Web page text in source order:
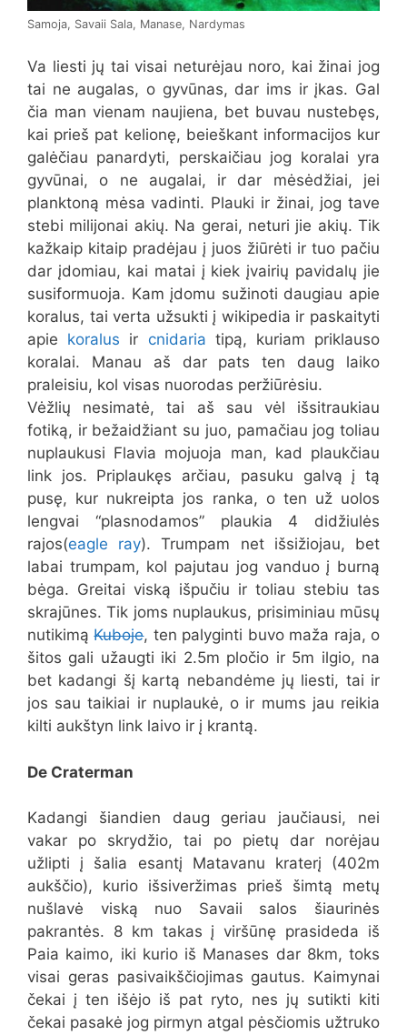
Samoja, Savaii Sala, Manase, Nardymas
Va liesti jų tai visai neturėjau noro, kai žinai jog
tai ne augalas, o gyvūnas, dar ims ir įkas. Gal
čia man vienam naujiena, bet buvau nustebęs,
kai prieš pat kelionę, beieškant informacijos kur
galėčiau panardyti, perskaičiau jog koralai yra
gyvūnai, o ne augalai, ir dar mėsėdžiai, jei
planktoną mėsa vadinti. Plauki ir žinai, jog tave
stebi milijonai akių. Na gerai, neturi jie akių. Tik
kažkaip kitaip pradėjau į juos žiūrėti ir tuo pačiu
dar įdomiau, kai matai į kiek įvairių pavidalų jie
susiformuoja. Kam įdomu sužinoti daugiau apie
koralus, tai verta užsukti į wikipedia ir paskaityti
apie koralus ir cnidaria tipą, kuriam priklauso
koralai. Manau aš dar pats ten daug laiko
praleisiu, kol visas nuorodas peržiūrėsiu.
Vėžlių nesimatė, tai aš sau vėl išsitraukiau
fotiką, ir bežaidžiant su juo, pamačiau jog toliau
nuplaukusi Flavia mojuoja man, kad plaukčiau
link jos. Priplaukęs arčiau, pasuku galvą į tą
pusę, kur nukreipta jos ranka, o ten už uolos
lengvai “plasnodamos” plaukia 4 didžiulės
rajos(eagle ray). Trumpam net išsižiojau, bet
labai trumpam, kol pajutau jog vanduo į burną
bėga. Greitai viską išpučiu ir toliau stebiu tas
skrajūnes. Tik joms nuplaukus, prisiminiau mūsų
nutikimąKuboje, ten palyginti buvo maža raja, o
šitos gali užaugti iki 2.5m pločio ir 5m ilgio, na
bet kadangi šį kartą nebandėme jų liesti, tai ir
jos sau taikiai ir nuplaukė, o ir mums jau reikia
kilti aukštyn link laivo ir į krantą.
De Craterman
Kadangi šiandien daug geriau jaučiausi, nei
vakar po skrydžio, tai po pietų dar norėjau
užlipti į šalia esantį Matavanu kraterį (402m
aukščio), kurio išsiveržimas prieš šimtą metų
nušlavė viską nuo Savaii salos šiaurinės
pakrantės. 8 km takas į viršūnę prasideda iš
Paia kaimo, iki kurio iš Manases dar 8km, toks
visai geras pasivaikščiojimas gautus. Kaimynai
čekai į ten išėjo iš pat ryto, nes jų sutikti kiti
čekai pasakė jog pirmyn atgal pėsčiomis užtruko